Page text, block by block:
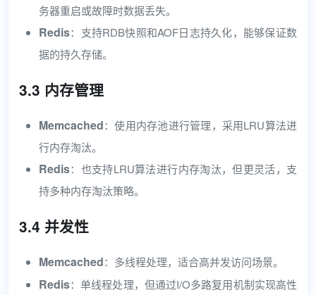
务器重启或故障时数据丢失。
Redis：支持RDB快照和AOF日志持久化，能够保证数
据的持久存储。
3.3 内存管理
Memcached：使用内存池进行管理，采用LRU算法进
行内存淘汰。
Redis：也支持LRU算法进行内存淘汰，但更灵活，支
持多种内存淘汰策略。
3.4 并发性
Memcached：多线程处理，适合高并发访问场景。
Redis：单线程处理，但通过I/O多路复用机制实现高性